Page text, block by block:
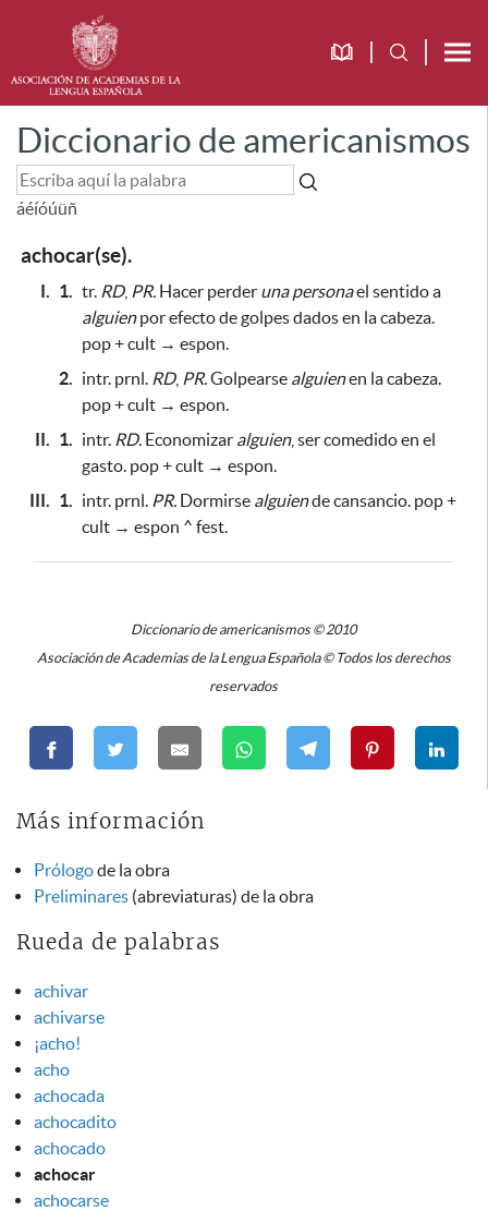
Diccionario de americanismos
áéíóúüñ
achocar(se).
I. 1. tr. RD, PR. Hacer perder una personael sentido a
alguien por efecto de golpes dados en la cabeza.
pop + cult → espon.
2. intr. prnl. RD, PR.Golpearse alguienen la cabeza.
pop + cult → espon.
II. 1. intr. RD. Economizar alguien, ser comedido en el
gasto. pop + cult → espon.
III. 1. intr. prnl. PR. Dormirse alguiende cansancio. pop +
cult → espon ^ fest.
Diccionario de americanismos © 2010
Asociación de Academias de la Lengua Española © Todos los derechos
reservados
Más información
Prólogode la obra
Preliminares (abreviaturas) de la obra
Rueda de palabras
achivar
achivarse
¡acho!
acho
achocada
achocadito
achocado
achocar
achocarse